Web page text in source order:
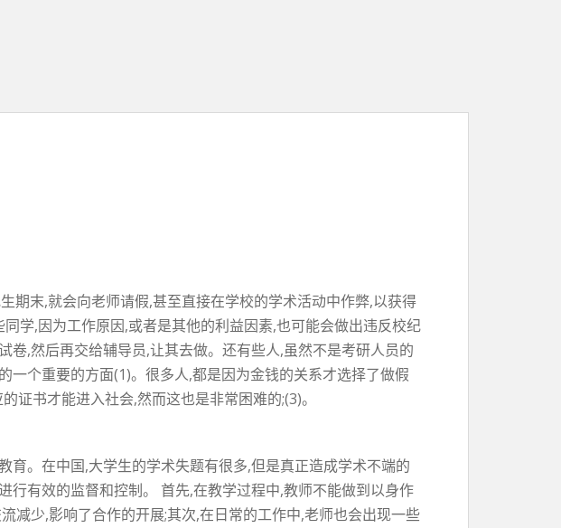
期末,就会向老师请假,甚至直接在学校的学术活动中作弊,以获得
学,因为工作原因,或者是其他的利益因素,也可能会做出违反校纪
,然后再交给辅导员,让其去做。还有些人,虽然不是考研人员的
个重要的方面(1)。很多人,都是因为金钱的关系才选择了做假
证书才能进入社会,然而这也是非常困难的;(3)。
。在中国,大学生的学术失题有很多,但是真正造成学术不端的
有效的监督和控制。 首先,在教学过程中,教师不能做到以身作
减少,影响了合作的开展;其次,在日常的工作中,老师也会出现一些